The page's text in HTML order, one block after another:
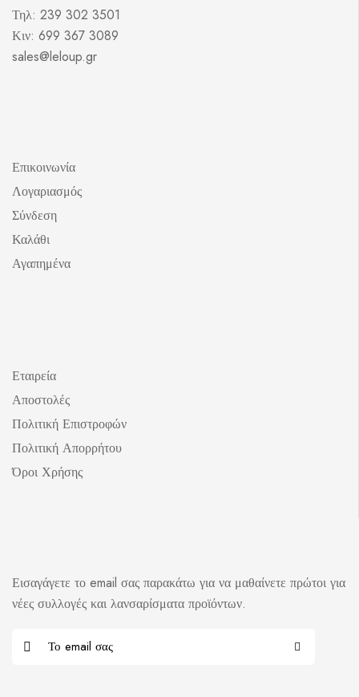
Τηλ: 239 302 3501
Κιν: 699 367 3089
sales@leloup.gr
Επικοινωνία
Λογαριασμός
Σύνδεση
Καλάθι
Αγαπημένα
Εταιρεία
Αποστολές
Πολιτική Επιστροφών
Πολιτική Απορρήτου
Όροι Χρήσης
Εισαγάγετε το email σας παρακάτω για να μαθαίνετε πρώτοι για
νέες συλλογές και λανσαρίσματα προϊόντων.